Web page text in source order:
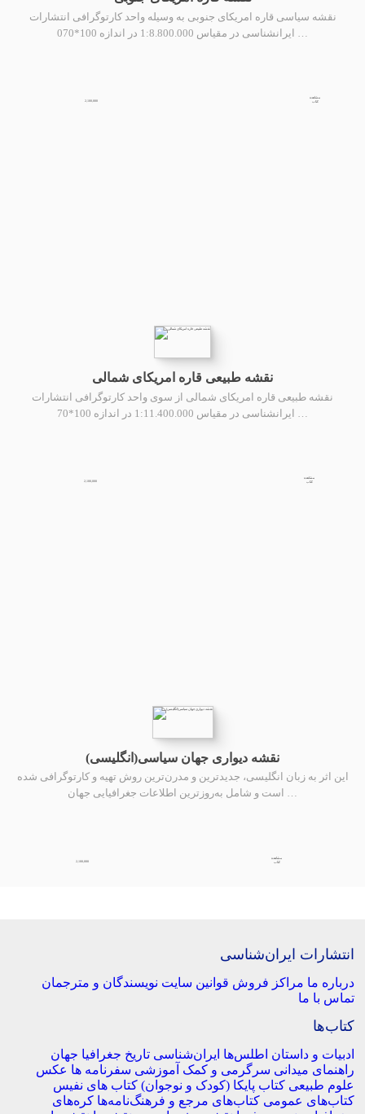
نقشه سیاسی قاره امریکای جنوبی به وسیله واحد کارتوگرافی انتشارات
2,100,000
مشاهده
کتاب
نقشه طبیعی قاره امریکای شمالی
نقشه طبیعی قاره امریکای شمالی از سوی واحد کارتوگرافی انتشارات
2,100,000
مشاهده
کتاب
نقشه دیواری جهان سیاسی(انگلیسی)
این اثر به زبان انگلیسی، جدیدترین و مدرن‌ترین روش تهیه و کارتوگرافی شده
است و شامل به‌روزترین اطلاعات جغرافیایی جهان …
2,100,000
مشاهده
کتاب
انتشارات ایران‌شناسی
درباره ما مراکز فروش قوانین سایت نویسندگان و مترجمان
تماس با ما
کتاب‌ها
ادبیات و داستان اطلس‌ها ایران‌شناسی تاریخ جغرافیا جهان
راهنمای میدانی سرگرمی و کمک آموزشی سفرنامه‌ ها عکس
علوم طبیعی کتاب‌ پایکا (کودک و نوجوان) کتاب های نفیس
کتاب‌های عمومی کتاب‌های مرجع و فرهنگ‌نامه‌ها کره‌های